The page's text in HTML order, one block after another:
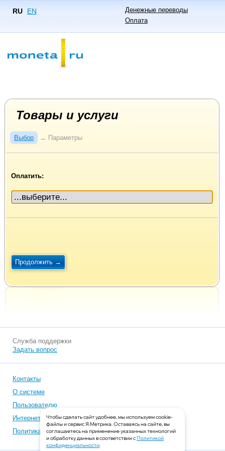
RU EN
Денежные переводы
Оплата
Товары и услуги
Выбор → Параметры
Оплатить:
Служба поддержки
Задать вопрос
Контакты
О системе
Пользователю
Интернет-магазинам
Политика конфиденциальности
Чтобы сделать сайт удобнее, мы используем cookie-
файлы и сервис Я.Метрика. Оставаясь на сайте, вы
соглашаетесь на применение указанных технологий
и обработку данных в соответствии с Политикой
конфиденциальности.